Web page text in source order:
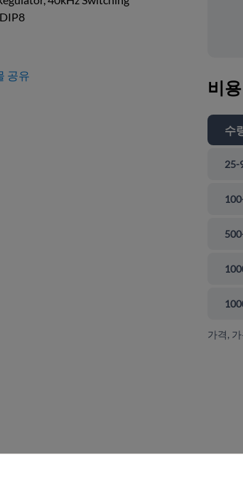
공유
비용
수
25-
가격,